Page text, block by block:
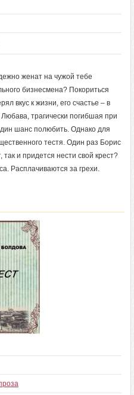
женат на чужой тебе
бизнесмена? Покориться
вкус к жизни, его счастье – в
трагически погибшая при
шанс полюбить. Однако для
тестя. Один раз Борис
и придется нести свой крест?
Расплачиваются за грехи.